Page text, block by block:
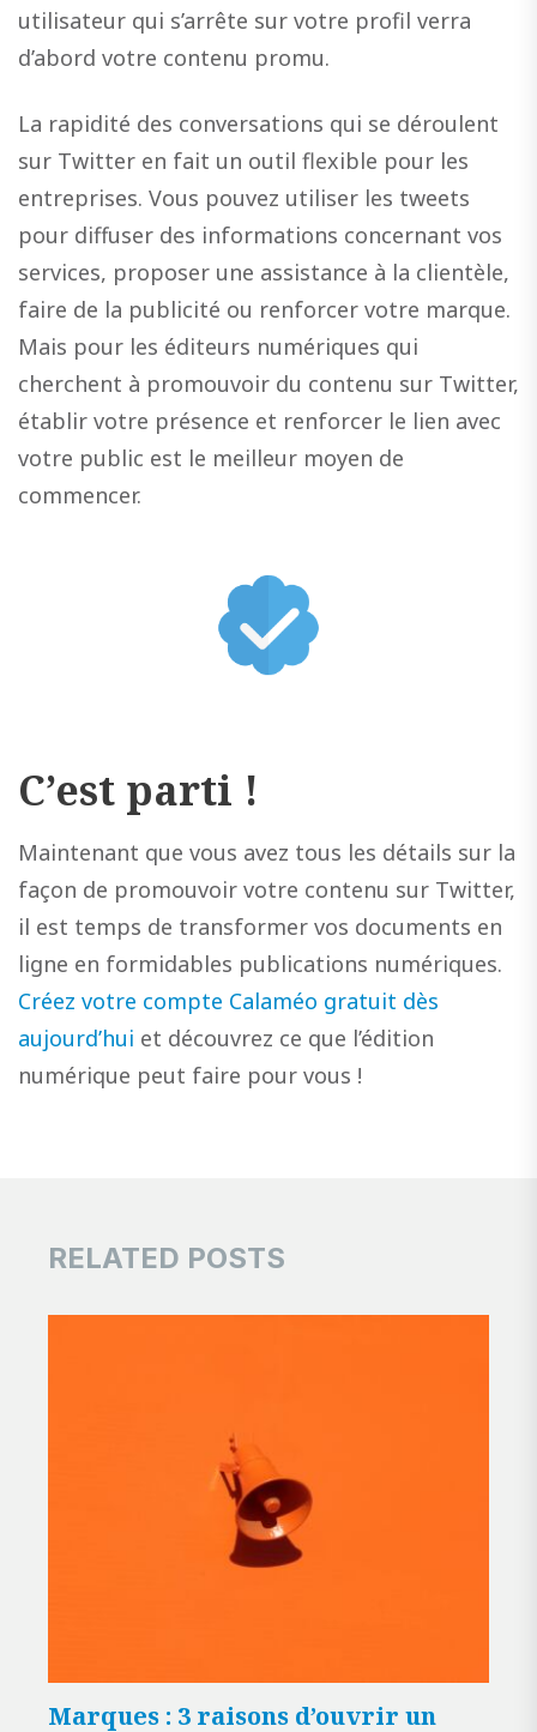
utilisateur qui s’arrête sur votre profil verra
d’abord votre contenu promu.
La rapidité des conversations qui se déroulent
sur Twitter en fait un outil flexible pour les
entreprises. Vous pouvez utiliser les tweets
pour diffuser des informations concernant vos
services, proposer une assistance à la clientèle,
faire de la publicité ou renforcer votre marque.
Mais pour les éditeurs numériques qui
cherchent à promouvoir du contenu sur Twitter,
établir votre présence et renforcer le lien avec
votre public est le meilleur moyen de
commencer.
C’est parti !
Maintenant que vous avez tous les détails sur la
façon de promouvoir votre contenu sur Twitter,
il est temps de transformer vos documents en
ligne en formidables publications numériques.
Créez votre compte Calaméo gratuit dès
aujourd’hui et découvrez ce que l’édition
numérique peut faire pour vous !
RELATED POSTS
Marques : 3 raisons d’ouvrir un